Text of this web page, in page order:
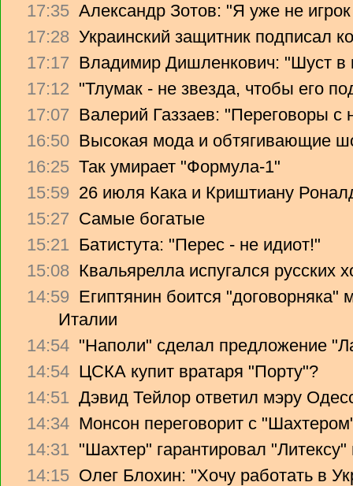
17:35 Александр Зотов: "Я уже не
17:28 Украинский защитник подписал
17:17 Владимир Дишленкович: "Шуст в
17:12 "Тлумак - не звезда, чтобы его
17:07 Валерий Газзаев: "Переговоры с
16:50 Высокая мода и обтягивающие
16:25 Так умирает "Формула-1"
15:59 26 июля Кака и Криштиану
15:27 Самые богатые
15:21 Батистута: "Перес - не идиот!"
15:08 Квальярелла испугался русских
14:59 Египтянин боится
Италии
14:54 "Наполи" сделал предложение
14:54 ЦСКА купит вратаря "Порту"?
14:51 Дэвид Тейлор ответил мэру
14:34 Монсон переговорит с
14:31 "Шахтер" гарантировал
14:15 Олег Блохин: "Хочу работать в